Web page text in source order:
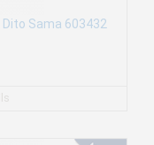
Sama 603432